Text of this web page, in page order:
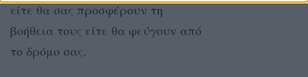
είτε θα σας προσφέρουν τη
βοήθεια τους είτε θα φεύγουν από
το δρόμο σας.